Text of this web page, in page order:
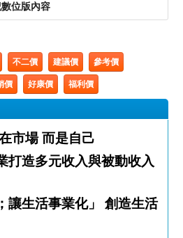
位版內容
不二價 建議價 參考價
價 好康價 福利價
贏的仗 不在市場 而是自己
打造多元收入與被動收入
讓生活事業化」 創造生活